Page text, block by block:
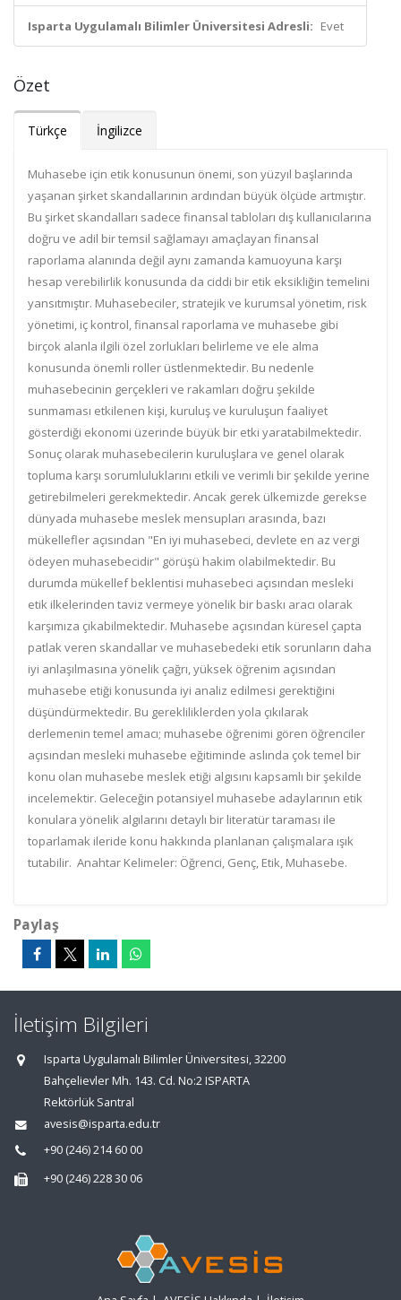
Isparta Uygulamalı Bilimler Üniversitesi Adresli: Evet
Özet
Türkçe İngilizce
Muhasebe için etik konusunun önemi, son yüzyıl başlarında
yaşanan şirket skandallarının ardından büyük ölçüde artmıştır.
Bu şirket skandalları sadece finansal tabloları dış kullanıcılarına
doğru ve adil bir temsil sağlamayı amaçlayan finansal
raporlama alanında değil aynı zamanda kamuoyuna karşı
hesap verebilirlik konusunda da ciddi bir etik eksikliğin temelini
yansıtmıştır. Muhasebeciler, stratejik ve kurumsal yönetim, risk
yönetimi, iç kontrol, finansal raporlama ve muhasebe gibi
birçok alanla ilgili özel zorlukları belirleme ve ele alma
konusunda önemli roller üstlenmektedir. Bu nedenle
muhasebecinin gerçekleri ve rakamları doğru şekilde
sunmaması etkilenen kişi, kuruluş ve kuruluşun faaliyet
gösterdiği ekonomi üzerinde büyük bir etki yaratabilmektedir.
Sonuç olarak muhasebecilerin kuruluşlara ve genel olarak
topluma karşı sorumluluklarını etkili ve verimli bir şekilde yerine
getirebilmeleri gerekmektedir. Ancak gerek ülkemizde gerekse
dünyada muhasebe meslek mensupları arasında, bazı
mükellefler açısından "En iyi muhasebeci, devlete en az vergi
ödeyen muhasebecidir" görüşü hakim olabilmektedir. Bu
durumda mükellef beklentisi muhasebeci açısından mesleki
etik ilkelerinden taviz vermeye yönelik bir baskı aracı olarak
karşımıza çıkabilmektedir. Muhasebe açısından küresel çapta
patlak veren skandallar ve muhasebedeki etik sorunların daha
iyi anlaşılmasına yönelik çağrı, yüksek öğrenim açısından
muhasebe etiği konusunda iyi analiz edilmesi gerektiğini
düşündürmektedir. Bu gerekliliklerden yola çıkılarak
derlemenin temel amacı; muhasebe öğrenimi gören öğrenciler
açısından mesleki muhasebe eğitiminde aslında çok temel bir
konu olan muhasebe meslek etiği algısını kapsamlı bir şekilde
incelemektir. Geleceğin potansiyel muhasebe adaylarının etik
konulara yönelik algılarını detaylı bir literatür taraması ile
toparlamak ileride konu hakkında planlanan çalışmalara ışık
tutabilir. Anahtar Kelimeler: Öğrenci, Genç, Etik, Muhasebe.
Paylaş
İletişim Bilgileri
Isparta Uygulamalı Bilimler Üniversitesi, 32200
Bahçelievler Mh. 143. Cd. No:2 ISPARTA
Rektörlük Santral
avesis@isparta.edu.tr
+90 (246) 214 60 00
+90 (246) 228 30 06